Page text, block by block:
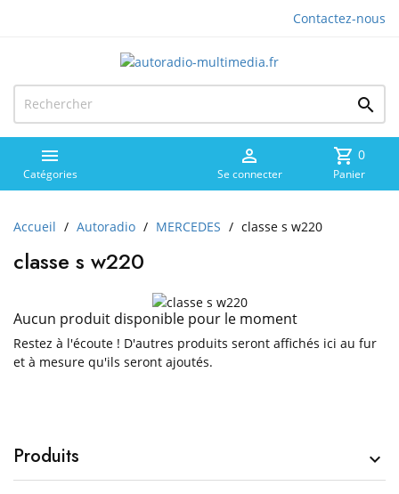
Contactez-nous


Catégories

Se connecter
shopping_cart 0
Panier
Accueil Autoradio MERCEDES classe s w220
classe s w220
Aucun produit disponible pour le moment
Restez à l'écoute ! D'autres produits seront affichés ici au fur
et à mesure qu'ils seront ajoutés.
Produits 